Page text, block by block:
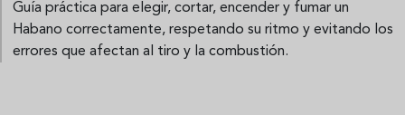
Guía práctica para elegir, cortar, encender y fumar un
Habano correctamente, respetando su ritmo y evitando los
errores que afectan al tiro y la combustión.